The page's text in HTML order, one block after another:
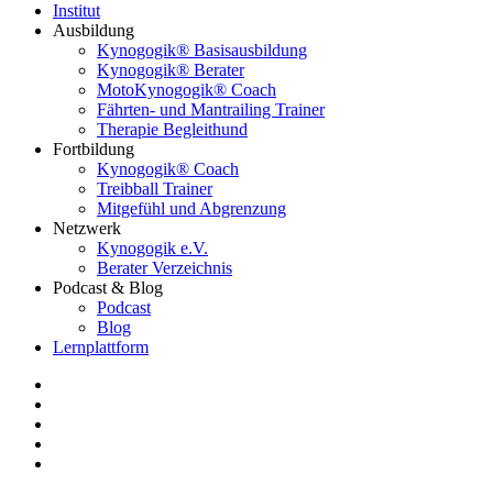
Institut
Ausbildung
Kynogogik® Basisausbildung
Kynogogik® Berater
MotoKynogogik® Coach
Fährten- und Mantrailing Trainer
Therapie Begleithund
Fortbildung
Kynogogik® Coach
Treibball Trainer
Mitgefühl und Abgrenzung
Netzwerk
Kynogogik e.V.
Berater Verzeichnis
Podcast & Blog
Podcast
Blog
Lernplattform